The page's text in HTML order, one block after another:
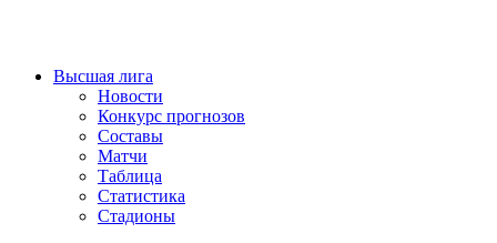
Высшая лига
Новости
Конкурс прогнозов
Составы
Матчи
Таблица
Статистика
Стадионы